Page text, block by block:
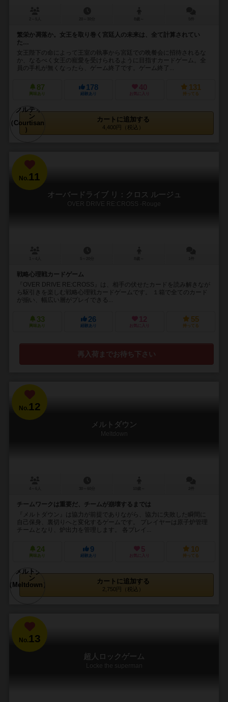
繁栄か凋落か。女王を取り巻く宮廷人の未来は、全て計算されてい
た…
女王陛下の命によって王室の執事から宮廷での晩餐会に招待されるな
か、なるべく女王の寵愛を受けられるように目指すカードゲーム。全
員の手札が無くなったら、ゲーム終了です。ゲーム終了...
87
興味あり
178
経験あり
40
お気に入り
131
持ってる
カートに追加する
4,400円（税込）
No.11
オーバードライブ リ：クロス ルージュ
OVER DRIVE RE:CROSS -Rouge
戦略心理戦カードゲーム
『OVER DRIVE RE:CROSS』は、相手の伏せたカードを読み解きなが
ら駆引きを楽しむ戦略心理戦カードゲームです。 １箱で全てのカード
が揃い、幅広い層がプレイできる...
33
興味あり
26
経験あり
12
お気に入り
55
持ってる
再入荷までお待ち下さい
No.12
メルトダウン
Meltdown
チームワークは重要だ、チームが崩壊するまでは
『メルトダウン』は協力が前提でありながら、協力に失敗した瞬間に
自己保身、裏切りへと変化するゲームです。 プレイヤーは原子炉管理
チームとなり、炉出力を管理します。 各プレイ...
24
興味あり
9
経験あり
5
お気に入り
10
持ってる
カートに追加する
2,750円（税込）
No.13
超人ロックゲーム
Locke the superman